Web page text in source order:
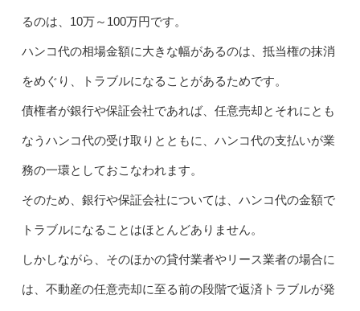
るのは、10万～100万円です。
ハンコ代の相場金額に大きな幅があるのは、抵当権の抹消
をめぐり、トラブルになることがあるためです。
債権者が銀行や保証会社であれば、任意売却とそれにとも
なうハンコ代の受け取りとともに、ハンコ代の支払いが業
務の一環としておこなわれます。
そのため、銀行や保証会社については、ハンコ代の金額で
トラブルになることはほとんどありません。
しかしながら、そのほかの貸付業者やリース業者の場合に
は、不動産の任意売却に至る前の段階で返済トラブルが発